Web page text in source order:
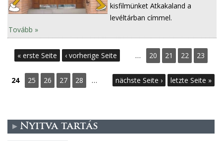
kisfilmünket Atkakaland a
levéltárban címmel.
Tovább »
e
« erste Seite ‹ vorherige Seite … 20 21 22 23
24 25 26 27 28 … nächste Seite › letzte Seite »
Nyitva tartás